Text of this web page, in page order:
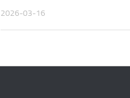
2026-03-16